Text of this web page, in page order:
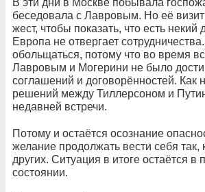
беседовала с Лавровым. Но её
жест, чтобы показать, что есть некий
Европа не отвергает
обольщаться, потому что во время
Лавровым и Могерини не было
соглашений и договорённостей. Как
решений между Тиллерсоном и
недавней встречи.
Потому и остаётся осознание
желание продолжать вести себя так,
других. Ситуация в итоге остаётся
состоянии.